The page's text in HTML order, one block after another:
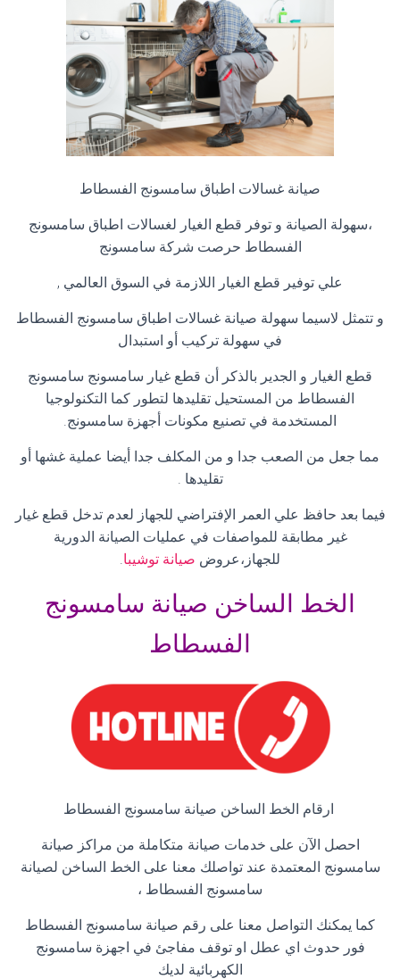
صيانة غسالات اطباق سامسونج الفسطاط
،سهولة الصيانة و توفر قطع الغيار لغسالات اطباق سامسونج
الفسطاط حرصت شركة سامسونج
علي توفير قطع الغيار اللازمة في السوق العالمي ,
و تتمثل لاسيما سهولة صيانة غسالات اطباق سامسونج الفسطاط
في سهولة تركيب أو استبدال
قطع الغيار و الجدير بالذكر أن قطع غيار سامسونج سامسونج
الفسطاط من المستحيل تقليدها لتطور كما التكنولوجيا
المستخدمة في تصنيع مكونات أجهزة سامسونج.
مما جعل من الصعب جدا و من المكلف جدا أيضا عملية غشها أو
تقليدها .
فيما بعد حافظ علي العمر الإفتراضي للجهاز لعدم تدخل قطع غيار
غير مطابقة للمواصفات في عمليات الصيانة الدورية
للجهاز،عروض صيانة توشيبا.
الخط الساخن صيانة سامسونج
الفسطاط
ارقام الخط الساخن صيانة سامسونج الفسطاط
احصل الآن على خدمات صيانة متكاملة من مراكز صيانة
سامسونج المعتمدة عند تواصلك معنا على الخط الساخن لصيانة
سامسونج الفسطاط ،
كما يمكنك التواصل معنا على رقم صيانة سامسونج الفسطاط
فور حدوث اي عطل او توقف مفاجئ في اجهزة سامسونج
الكهربائية لديك